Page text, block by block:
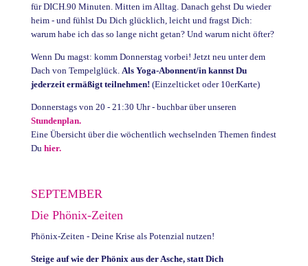
für DICH.90 Minuten. Mitten im Alltag. Danach gehst Du wieder
heim - und fühlst Du Dich glücklich, leicht und fragst Dich:
warum habe ich das so lange nicht getan? Und warum nicht öfter?
Wenn Du magst: komm Donnerstag vorbei! Jetzt neu unter dem
Dach von Tempelglück. Als Yoga-Abonnent/in kannst Du
jederzeit ermäßigt teilnehmen! (Einzelticket oder 10erKarte)
Donnerstags von 20 - 21:30 Uhr - buchbar über unseren
Stundenplan.
Eine Übersicht über die wöchentlich wechselnden Themen findest
Du hier.
SEPTEMBER
Die Phönix-Zeiten
Phönix-Zeiten - Deine Krise als Potenzial nutzen!
Steige auf wie der Phönix aus der Asche, statt Dich